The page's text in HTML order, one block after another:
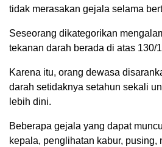
tidak merasakan gejala selama
Seseorang dikategorikan
tekanan darah berada di atas 130/
Karena itu, orang dewasa
darah setidaknya setahun sekali
lebih dini.
Beberapa gejala yang dapat
kepala, penglihatan kabur, pusing,